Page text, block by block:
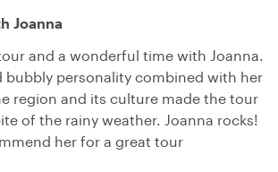
Joanna
and a wonderful time with Joanna.
bubbly personality combined with her
region and its culture made the tour
of the rainy weather. Joanna rocks!
her for a great tour